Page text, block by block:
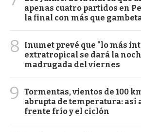
apenas cuatro partidos en
la final con más que
8
Inumet prevé que "lo más
extratropical se dará la
madrugada del viernes
9
Tormentas, vientos de 100
abrupta de temperatura: así
frente frío y el ciclón